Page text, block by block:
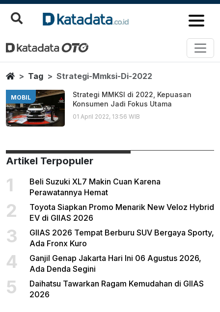
Strategi Mmksi Di 2022
Berita Terbaru
HomeTag Strategi-Mmksi-Di-2022
MOBIL
Strategi MMKSI di 2022, Kepuasan
Konsumen Jadi Fokus Utama
01 April 2022, 13:56 WIB
Artikel Terpopuler
1
Beli Suzuki XL7 Makin Cuan Karena
Perawatannya Hemat
2
Toyota Siapkan Promo Menarik New Veloz Hybrid
EV di GIIAS 2026
3
GIIAS 2026 Tempat Berburu SUV Bergaya Sporty,
Ada Fronx Kuro
4
Ganjil Genap Jakarta Hari Ini 06 Agustus 2026,
Ada Denda Segini
5
Daihatsu Tawarkan Ragam Kemudahan di GIIAS
2026